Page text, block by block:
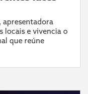
apresentadora
locais e vivencia o
que reúne